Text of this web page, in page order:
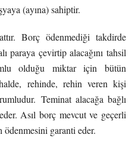
(ayına) sahiptir.
Borç ödenmediği takdirde
paraya çevirtip alacağını tahsil
olduğu miktar için bütün
rehinde, rehin veren kişi
Teminat alacağa bağlı
Asıl borç mevcut ve geçerli
garanti eder.